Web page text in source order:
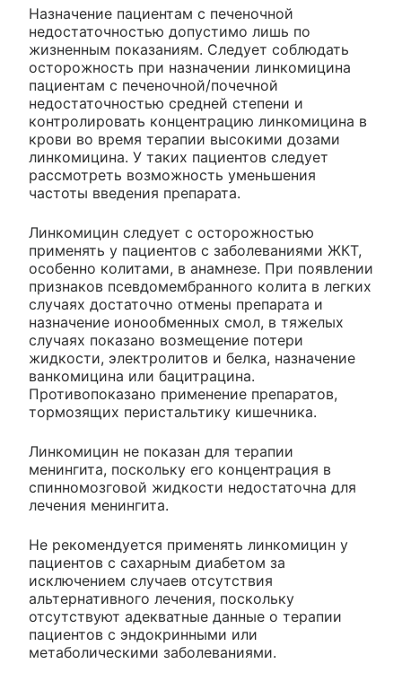
Назначение пациентам с печеночной
недостаточностью допустимо лишь по
жизненным показаниям. Следует соблюдать
осторожность при назначении линкомицина
пациентам с печеночной/почечной
недостаточностью средней степени и
контролировать концентрацию линкомицина в
крови во время терапии высокими дозами
линкомицина. У таких пациентов следует
рассмотреть возможность уменьшения
частоты введения препарата.
Линкомицин следует с осторожностью
применять у пациентов с заболеваниями ЖКТ,
особенно колитами, в анамнезе. При появлении
признаков псевдомембранного колита в легких
случаях достаточно отмены препарата и
назначение ионообменных смол, в тяжелых
случаях показано возмещение потери
жидкости, электролитов и белка, назначение
ванкомицина или бацитрацина.
Противопоказано применение препаратов,
тормозящих перистальтику кишечника.
Линкомицин не показан для терапии
менингита, поскольку его концентрация в
спинномозговой жидкости недостаточна для
лечения менингита.
Не рекомендуется применять линкомицин у
пациентов с сахарным диабетом за
исключением случаев отсутствия
альтернативного лечения, поскольку
отсутствуют адекватные данные о терапии
пациентов с эндокринными или
метаболическими заболеваниями.